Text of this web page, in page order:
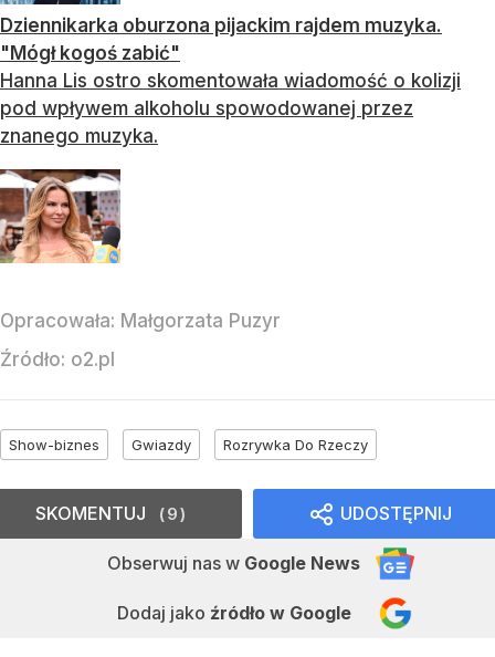
Dziennikarka oburzona pijackim rajdem muzyka.
"Mógł kogoś zabić"
Hanna Lis ostro skomentowała wiadomość o kolizji
pod wpływem alkoholu spowodowanej przez
znanego muzyka.
Opracowała: Małgorzata Puzyr
Źródło: o2.pl
Show-biznes Gwiazdy Rozrywka Do Rzeczy
UDOSTĘPNIJ
Obserwuj nas w Google News
Dodaj jako źródło w Google
SKOMENTUJ 9